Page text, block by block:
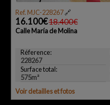
Ref. MJC-228267🔗
16.100€18.400€
Calle María de Molina
Réference:
228267
Surface total:
575m²
Voir detailles et fotos